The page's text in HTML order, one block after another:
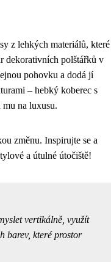
z lehkých materiálů, které
dekorativních polštářků v
pohovku a dodá jí
– hebký koberec s
na luxusu.
změnu. Inspirujte se a
a útulné útočiště!
vertikálně, využít
barev, které prostor